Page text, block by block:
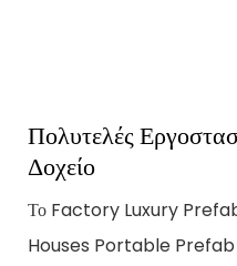
Πολυτελές
Δοχείο
Το Factory Luxury
Houses Portable